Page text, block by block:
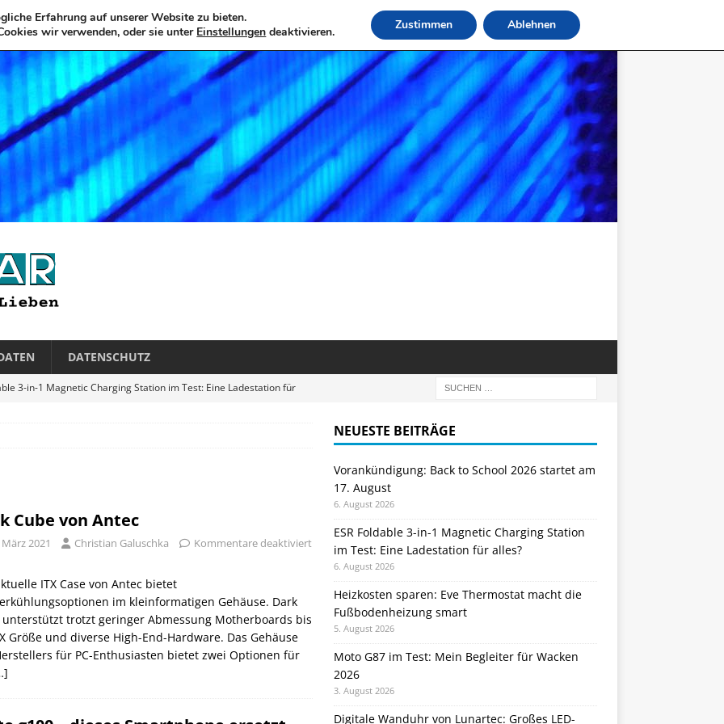
DATENSCHUTZ
3-in-1 Magnetic Charging Station im Test: Eine Ladestation für
von Lunartec: Großes LED-Display trifft auf bunte
Back to School 2026 startet am 17. August
Cube von Antec
2021 Christian Galuschka Kommentare deaktiviert
ITX Case von Antec bietet
im kleinformatigen Gehäuse. Dark
unterstützt trotzt geringer Abmessung Motherboards bis
Größe und diverse High-End-Hardware. Das Gehäuse
für PC-Enthusiasten bietet zwei Optionen für
NEUESTE BEITRÄGE
Vorankündigung: Back to School 2026 startet am
17. August
6. August 2026
ESR Foldable 3-in-1 Magnetic Charging Station
im Test: Eine Ladestation für alles?
6. August 2026
Heizkosten sparen: Eve Thermostat macht die
Fußbodenheizung smart
5. August 2026
Moto G87 im Test: Mein Begleiter für Wacken
2026
3. August 2026
Digitale Wanduhr von Lunartec: Großes LED-
Erfahrung auf unserer Website zu bieten.
wir verwenden, oder sie unter Einstellungen deaktivieren. Zustimmen Ablehnen